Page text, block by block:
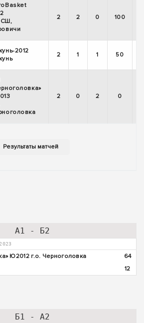
2 2 0 100
2012
2 1 1 50
2 0 2 0
А1 - Б2
Ю2012 г.о. Черноголовка
64
12
Б1 - А2